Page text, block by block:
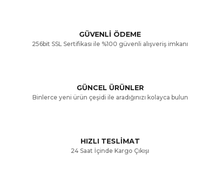
Ürün resmi kalitesiz, bozuk veya görüntülenemiyor.
Ürün bilgilerinde hatalar bulunuyor.
GÜVENLİ ÖDEME
256bit SSL Sertifikası ile %100 güvenli alışveriş imkanı
GÜNCEL ÜRÜNLER
Binlerce yeni ürün çeşidi ile aradığınızı kolayca bulun
HIZLI TESLİMAT
24 Saat İçinde Kargo Çıkışı